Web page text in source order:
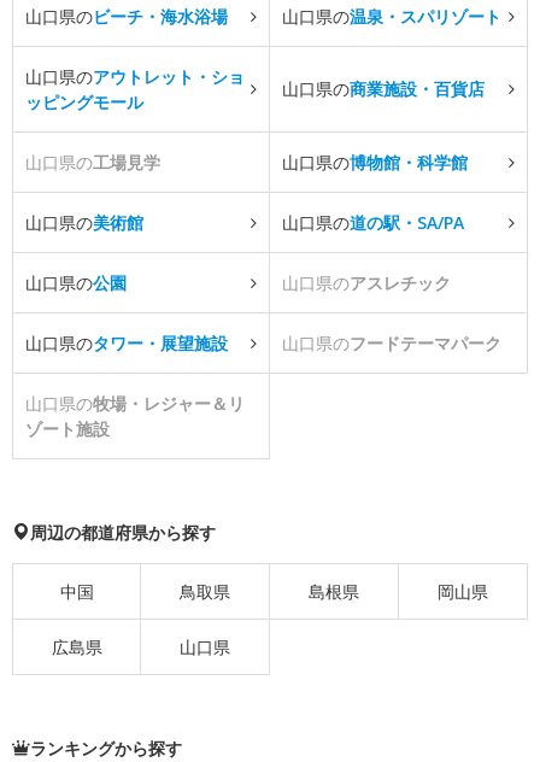
山口県のビーチ・海水浴場 山口県の温泉・スパリゾート
山口県のアウトレット・ショ
ッピングモール
山口県の商業施設・百貨店
山口県の工場見学 山口県の博物館・科学館
山口県の美術館 山口県の道の駅・SA/PA
山口県の公園 山口県のアスレチック
山口県のタワー・展望施設 山口県のフードテーマパーク
山口県の牧場・レジャー＆リ
ゾート施設
周辺の都道府県から探す
中国 鳥取県 島根県 岡山県
広島県 山口県
ランキングから探す